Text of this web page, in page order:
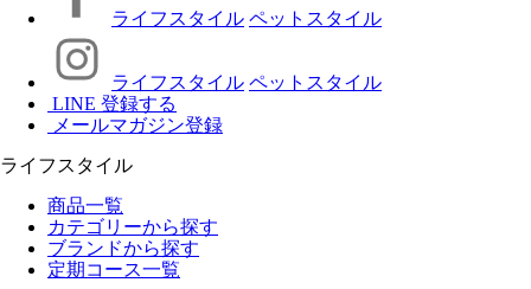
ライフスタイル ペットスタイル
ライフスタイル ペットスタイル
LINE 登録する
メールマガジン登録
ライフスタイル
商品一覧
カテゴリーから探す
ブランドから探す
定期コース一覧